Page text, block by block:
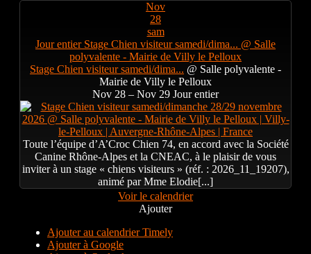
Nov
28
sam
Jour entier Stage Chien visiteur samedi/dima... @ Salle
polyvalente - Mairie de Villy le Pelloux
Stage Chien visiteur samedi/dima... @ Salle polyvalente -
Mairie de Villy le Pelloux
Nov 28 – Nov 29 Jour entier
Toute l’équipe d’A’Croc Chien 74, en accord avec la Société
Canine Rhône-Alpes et la CNEAC, à le plaisir de vous
inviter à un stage « chiens visiteurs » (réf. : 2026_11_19207),
animé par Mme Elodie[...]
Voir le calendrier
Ajouter
Ajouter au calendrier Timely
Ajouter à Google